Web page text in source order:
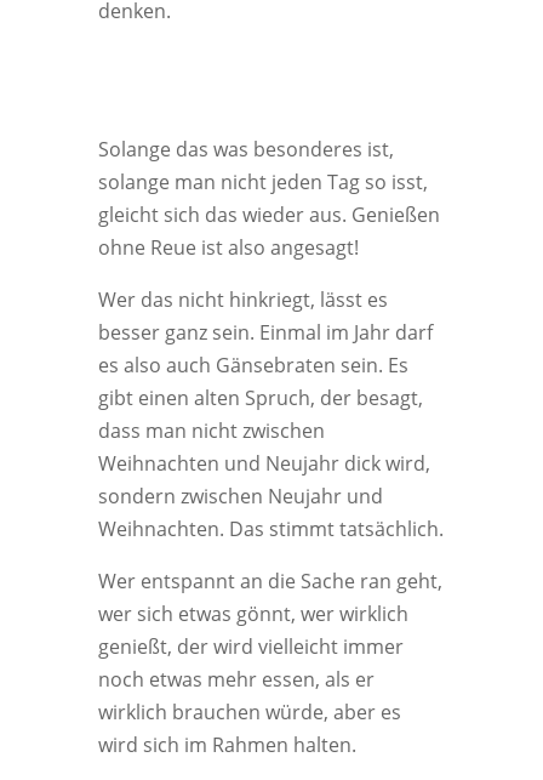
denken.
Solange das was besonderes ist,
solange man nicht jeden Tag so isst,
gleicht sich das wieder aus. Genießen
ohne Reue ist also angesagt!
Wer das nicht hinkriegt, lässt es
besser ganz sein. Einmal im Jahr darf
es also auch Gänsebraten sein. Es
gibt einen alten Spruch, der besagt,
dass man nicht zwischen
Weihnachten und Neujahr dick wird,
sondern zwischen Neujahr und
Weihnachten. Das stimmt tatsächlich.
Wer entspannt an die Sache ran geht,
wer sich etwas gönnt, wer wirklich
genießt, der wird vielleicht immer
noch etwas mehr essen, als er
wirklich brauchen würde, aber es
wird sich im Rahmen halten.